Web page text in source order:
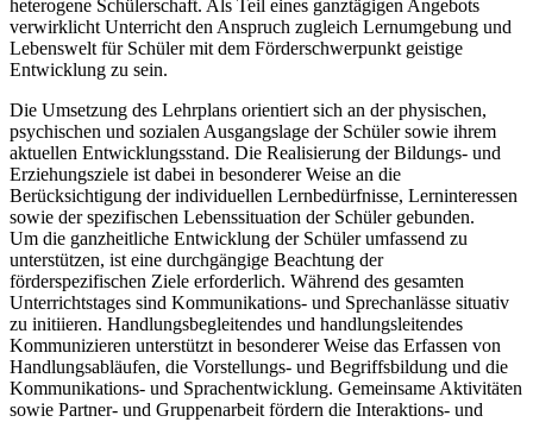
heterogene Schülerschaft. Als Teil eines ganztägigen Angebots
verwirklicht Unterricht den Anspruch zugleich Lernumgebung und
Lebenswelt für Schüler mit dem Förderschwerpunkt geistige
Entwicklung zu sein.
Die Umsetzung des Lehrplans orientiert sich an der physischen,
psychischen und sozialen Ausgangslage der Schüler sowie ihrem
aktuellen Entwicklungsstand. Die Realisierung der Bildungs- und
Erziehungsziele ist dabei in besonderer Weise an die
Berücksichtigung der individuellen Lernbedürfnisse, Lerninteressen
sowie der spezifischen Lebenssituation der Schüler gebunden.
Um die ganzheitliche Entwicklung der Schüler umfassend zu
unterstützen, ist eine durchgängige Beachtung der
förderspezifischen Ziele erforderlich. Während des gesamten
Unterrichtstages sind Kommunikations- und Sprechanlässe situativ
zu initiieren. Handlungsbegleitendes und handlungsleitendes
Kommunizieren unterstützt in besonderer Weise das Erfassen von
Handlungsabläufen, die Vorstellungs- und Begriffsbildung und die
Kommunikations- und Sprachentwicklung. Gemeinsame Aktivitäten
sowie Partner- und Gruppenarbeit fördern die Interaktions- und